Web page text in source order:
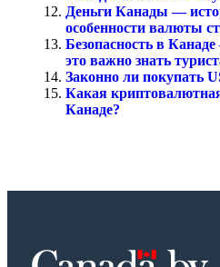
Деньги Канады —
особенности валюты
Безопасность в
это важно знать
Законно ли покупать
Какая
Канаде?